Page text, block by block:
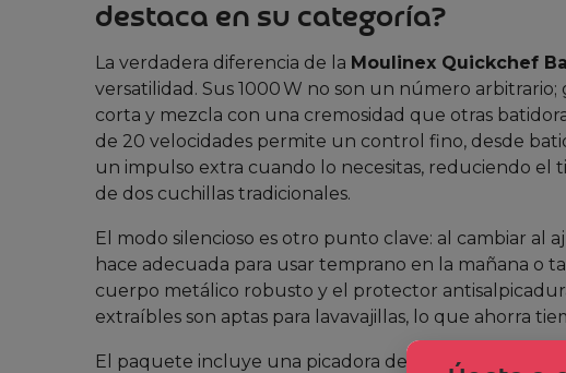
destaca en su categoría?
La verdadera diferencia de la Moulinex Quickchef
versatilidad. Sus 1000 W no son un número
corta y mezcla con una cremosidad que otras
de 20 velocidades permite un control fino, desde
un impulso extra cuando lo necesitas, reduciendo el
de dos cuchillas tradicionales.
El modo silencioso es otro punto clave: al cambiar al
hace adecuada para usar temprano en la mañana o
cuerpo metálico robusto y el protector
extraíbles son aptas para lavavajillas, lo que ahorra
El paquete incluye una picadora de 500 ml, un vaso